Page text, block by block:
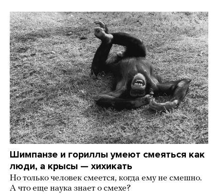
Шимпанзе и гориллы умеют смеяться как
люди, а крысы — хихикать
Но только человек смеется, когда ему не смешно.
А что еще наука знает о смехе?